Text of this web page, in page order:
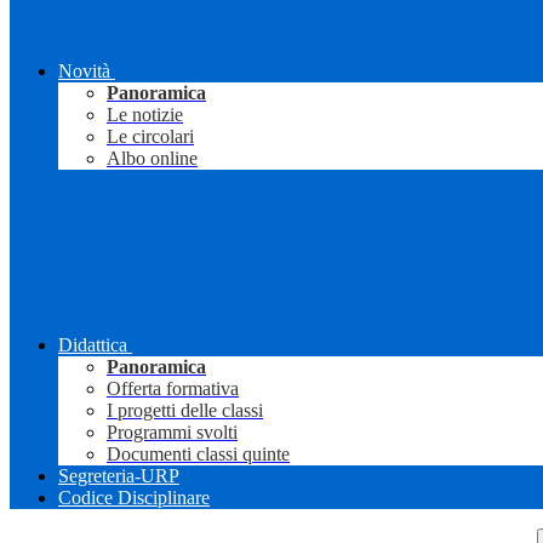
Novità
Panoramica
Le notizie
Le circolari
Albo online
Didattica
Panoramica
Offerta formativa
I progetti delle classi
Programmi svolti
Documenti classi quinte
Segreteria-URP
Codice Disciplinare